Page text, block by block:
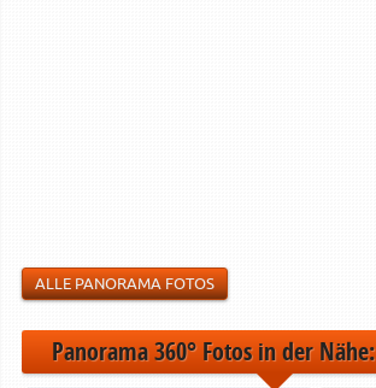
ALLE PANORAMA FOTOS
Panorama 360° Fotos in der Nähe: